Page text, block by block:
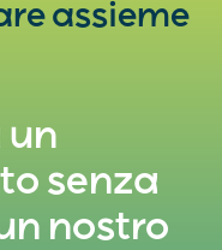
assieme
un
senza
nostro